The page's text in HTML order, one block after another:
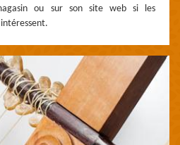
ou sur son site web si les
intéressent.